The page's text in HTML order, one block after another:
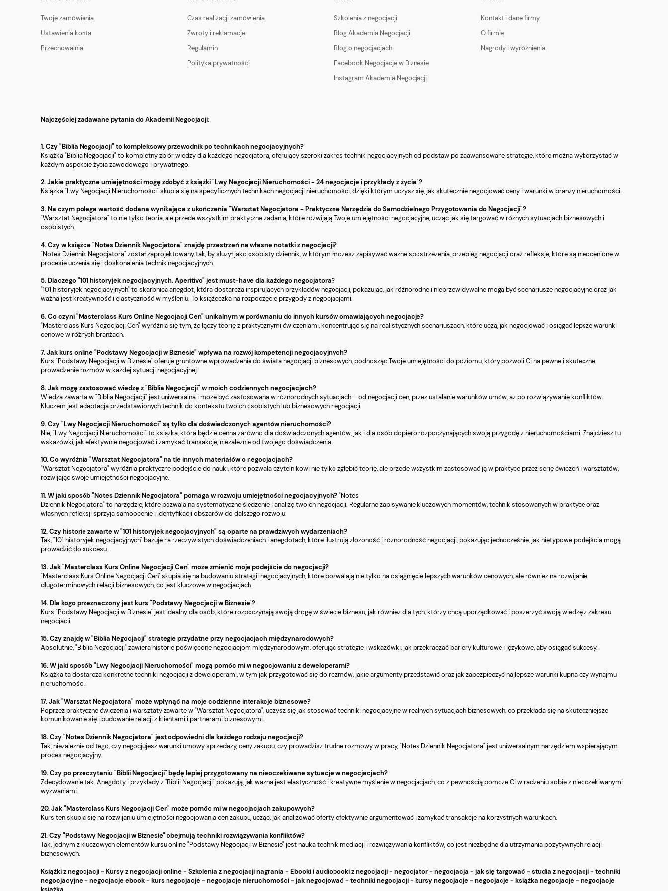
Twoje zamówienia
Ustawienia konta
Przechowalnia
Czas realizacji zamówienia
Zwroty i reklamacje
Regulamin
Polityka prywatności
Szkolenia z negocjacji
Blog Akademia Negocjacji
Blog o negocjacjach
Facebook Negocjacje w Biznesie
Instagram Akademia Negocjacji
Kontakt i dane firmy
O firmie
Nagrody i wyróżnienia
Najczęściej zadawane pytania do Akademii Negocjacji:
1. Czy "Biblia Negocjacji" to kompleksowy przewodnik po technikach negocjacyjnych?
Książka "Biblia Negocjacji" to kompletny zbiór wiedzy dla każdego negocjatora, oferujący szeroki zakres technik negocjacyjnych od podstaw po zaawansowane strategie, które można wykorzystać w
każdym aspekcie życia zawodowego i prywatnego.
2. Jakie praktyczne umiejętności mogę zdobyć z książki "Lwy Negocjacji Nieruchomości - 24 negocjacje i przykłady z życia"?
Książka "Lwy Negocjacji Nieruchomości" skupia się na specyficznych technikach negocjacji nieruchomości, dzięki którym uczysz się, jak skutecznie negocjować ceny i warunki w branży nieruchomości.
3. Na czym polega wartość dodana wynikająca z ukończenia "Warsztat Negocjatora - Praktyczne Narzędzia do Samodzielnego Przygotowania do Negocjacji"?
"Warsztat Negocjatora" to nie tylko teoria, ale przede wszystkim praktyczne zadania, które rozwijają Twoje umiejętności negocjacyjne, ucząc jak się targować w różnych sytuacjach biznesowych i
osobistych.
4. Czy w książce "Notes Dziennik Negocjatora" znajdę przestrzeń na własne notatki z negocjacji?
"Notes Dziennik Negocjatora" został zaprojektowany tak, by służył jako osobisty dziennik, w którym możesz zapisywać ważne spostrzeżenia, przebieg negocjacji oraz refleksje, które są nieocenione w
procesie uczenia się i doskonalenia technik negocjacyjnych.
5. Dlaczego "101 historyjek negocjacyjnych. Aperitivo" jest must-have dla każdego negocjatora?
"101 historyjek negocjacyjnych" to skarbnica anegdot, która dostarcza inspirujących przykładów negocjacji, pokazując, jak różnorodne i nieprzewidywalne mogą być scenariusze negocjacyjne oraz jak
ważna jest kreatywność i elastyczność w myśleniu. To książeczka na rozpoczęcie przygody z negocjacjami.
6. Co czyni "Masterclass Kurs Online Negocjacji Cen" unikalnym w porównaniu do innych kursów omawiających negocjacje?
"Masterclass Kurs Negocjacji Cen" wyróżnia się tym, że łączy teorię z praktycznymi ćwiczeniami, koncentrując się na realistycznych scenariuszach, które uczą, jak negocjować i osiągać lepsze warunki
cenowe w różnych branżach.
7. Jak kurs online "Podstawy Negocjacji w Biznesie" wpływa na rozwój kompetencji negocjacyjnych?
Kurs "Podstawy Negocjacji w Biznesie" oferuje gruntowne wprowadzenie do świata negocjacji biznesowych, podnosząc Twoje umiejętności do poziomu, który pozwoli Ci na pewne i skuteczne
prowadzenie rozmów w każdej sytuacji negocjacyjnej.
8. Jak mogę zastosować wiedzę z "Biblia Negocjacji" w moich codziennych negocjacjach?
Wiedza zawarta w "Biblia Negocjacji" jest uniwersalna i może być zastosowana w różnorodnych sytuacjach – od negocjacji cen, przez ustalanie warunków umów, aż po rozwiązywanie konfliktów.
Kluczem jest adaptacja przedstawionych technik do kontekstu twoich osobistych lub biznesowych negocjacji.
9. Czy "Lwy Negocjacji Nieruchomości" są tylko dla doświadczonych agentów nieruchomości?
Nie, "Lwy Negocjacji Nieruchomości" to książka, która będzie cenna zarówno dla doświadczonych agentów, jak i dla osób dopiero rozpoczynających swoją przygodę z nieruchomościami. Znajdziesz tu
wskazówki, jak efektywnie negocjować i zamykać transakcje, niezależnie od twojego doświadczenia.
10. Co wyróżnia "Warsztat Negocjatora" na tle innych materiałów o negocjacjach?
"Warsztat Negocjatora" wyróżnia praktyczne podejście do nauki, które pozwala czytelnikowi nie tylko zgłębić teorię, ale przede wszystkim zastosować ją w praktyce przez serię ćwiczeń i warsztatów,
rozwijając swoje umiejętności negocjacyjne.
11. W jaki sposób "Notes Dziennik Negocjatora" pomaga w rozwoju umiejętności negocjacyjnych?"Notes
Dziennik Negocjatora" to narzędzie, które pozwala na systematyczne śledzenie i analizę twoich negocjacji. Regularne zapisywanie kluczowych momentów, technik stosowanych w praktyce oraz
własnych refleksji sprzyja samoocenie i identyfikacji obszarów do dalszego rozwoju.
12. Czy historie zawarte w "101 historyjek negocjacyjnych" są oparte na prawdziwych wydarzeniach?
Tak, "101 historyjek negocjacyjnych" bazuje na rzeczywistych doświadczeniach i anegdotach, które ilustrują złożoność i różnorodność negocjacji, pokazując jednocześnie, jak nietypowe podejścia mogą
prowadzić do sukcesu.
13. Jak "Masterclass Kurs Online Negocjacji Cen" może zmienić moje podejście do negocjacji?
"Masterclass Kurs Online Negocjacji Cen" skupia się na budowaniu strategii negocjacyjnych, które pozwalają nie tylko na osiągnięcie lepszych warunków cenowych, ale również na rozwijanie
długoterminowych relacji biznesowych, co jest kluczowe w negocjacjach.
14. Dla kogo przeznaczony jest kurs "Podstawy Negocjacji w Biznesie"?
Kurs "Podstawy Negocjacji w Biznesie" jest idealny dla osób, które rozpoczynają swoją drogę w świecie biznesu, jak również dla tych, którzy chcą uporządkować i poszerzyć swoją wiedzę z zakresu
negocjacji.
15. Czy znajdę w "Biblia Negocjacji" strategie przydatne przy negocjacjach międzynarodowych?
Absolutnie, "Biblia Negocjacji" zawiera historie poświęcone negocjacjom międzynarodowym, oferując strategie i wskazówki, jak przekraczać bariery kulturowe i językowe, aby osiągać sukcesy.
16. W jaki sposób "Lwy Negocjacji Nieruchomości" mogą pomóc mi w negocjowaniu z deweloperami?
Książka ta dostarcza konkretne techniki negocjacji z deweloperami, w tym jak przygotować się do rozmów, jakie argumenty przedstawić oraz jak zabezpieczyć najlepsze warunki kupna czy wynajmu
nieruchomości.
17. Jak "Warsztat Negocjatora" może wpłynąć na moje codzienne interakcje biznesowe?
Poprzez praktyczne ćwiczenia i warsztaty zawarte w "Warsztat Negocjatora", uczysz się jak stosować techniki negocjacyjne w realnych sytuacjach biznesowych, co przekłada się na skuteczniejsze
komunikowanie się i budowanie relacji z klientami i partnerami biznesowymi.
18. Czy "Notes Dziennik Negocjatora" jest odpowiedni dla każdego rodzaju negocjacji?
Tak, niezależnie od tego, czy negocjujesz warunki umowy sprzedaży, ceny zakupu, czy prowadzisz trudne rozmowy w pracy, "Notes Dziennik Negocjatora" jest uniwersalnym narzędziem wspierającym
proces negocjacyjny.
19. Czy po przeczytaniu "Biblii Negocjacji" będę lepiej przygotowany na nieoczekiwane sytuacje w negocjacjach?
Zdecydowanie tak. Anegdoty i przykłady z "Biblii Negocjacji" pokazują, jak ważna jest elastyczność i kreatywne myślenie w negocjacjach, co z pewnością pomoże Ci w radzeniu sobie z nieoczekiwanymi
wyzwaniami.
20. Jak "Masterclass Kurs Negocjacji Cen" może pomóc mi w negocjacjach zakupowych?
Kurs ten skupia się na rozwijaniu umiejętności negocjowania cen zakupu, ucząc, jak analizować oferty, efektywnie argumentować i zamykać transakcje na korzystnych warunkach.
21. Czy "Podstawy Negocjacji w Biznesie" obejmują techniki rozwiązywania konfliktów?
Tak, jednym z kluczowych elementów kursu online "Podstawy Negocjacji w Biznesie" jest nauka technik mediacji i rozwiązywania konfliktów, co jest niezbędne dla utrzymania pozytywnych relacji
biznesowych.
Książki z negocjacji - Kursy z negocjacji online - Szkolenia z negocjacji nagrania - Ebooki i audiobooki z negocjacji - negocjator - negocjacja - jak się targować - studia z negocjacji - techniki
negocjacyjne - negocjacje ebook - kurs negocjacje - negocjacje nieruchomości - jak negocjować - techniki negocjacji - kursy negocjacje - negocjacje - książka negocjacje - negocjacje